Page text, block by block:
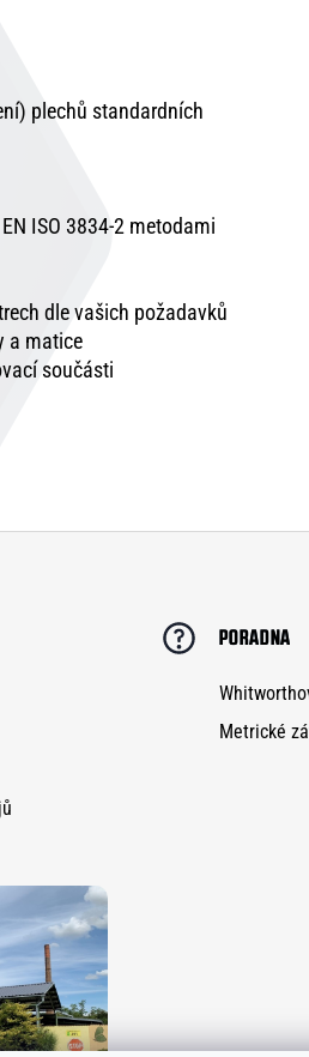
plechů standardních
ISO 3834-2 metodami
dle vašich požadavků
a matice
součásti
PORADNA
Metrické